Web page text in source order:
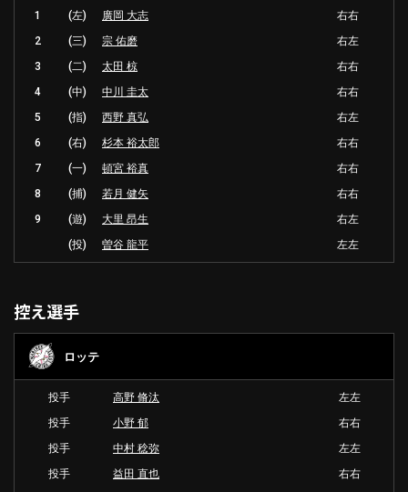
1 (左) 廣岡 大志
右右
2
(三) 宗 佑磨
右左
3
(二) 太田 椋
右右
4
(中) 中川 圭太
右右
5
(指) 西野 真弘
右左
6
(右) 杉本 裕太郎
右右
7
(一) 頓宮 裕真
右右
8
(捕) 若月 健矢
右右
9
(遊) 大里 昂生
右左
(投)
曽谷 龍平 左左
控え選手
ロッテ
投手 高野 脩汰
左左
投手
小野 郁
右右
投手
中村 稔弥
左左
投手
益田 直也
右右